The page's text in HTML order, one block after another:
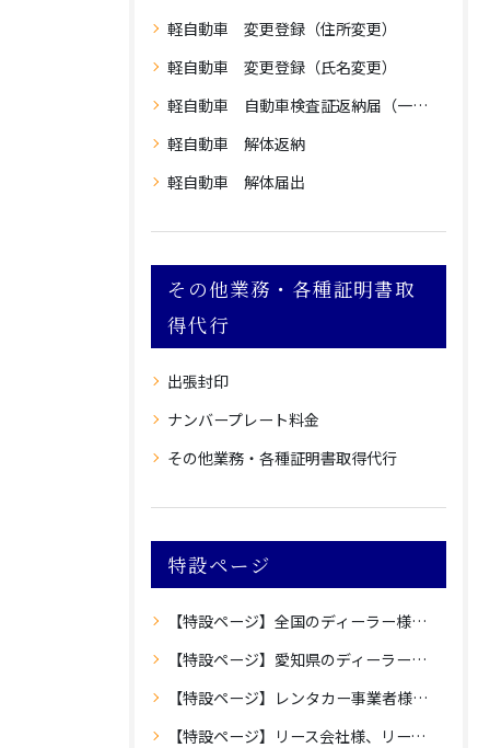
軽自動車 変更登録（住所変更）
軽自動車 変更登録（氏名変更）
軽自動車 自動車検査証返納届（一時使用中止）
軽自動車 解体返納
軽自動車 解体届出
その他業務・各種証明書取
得代行
出張封印
ナンバープレート料金
その他業務・各種証明書取得代行
特設ページ
【特設ページ】全国のディーラー様向け愛知県内登録のご案内
【特設ページ】愛知県のディーラー様向け愛知県外登録のご案内
【特設ページ】レンタカー事業者様向け愛知県内登録のご案内
【特設ページ】リース会社様、リース車保有法人様向け自動車登録のご案内